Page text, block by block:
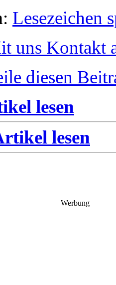
: Lesezeichen
uns Kontakt
diesen
lesen
lesen
Werbung